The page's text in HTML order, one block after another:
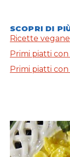
SCOPRI DI
Ricette
Primi piatti con
Primi piatti